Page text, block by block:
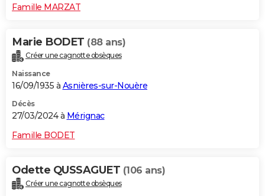
Famille MARZAT
Marie BODET (88 ans)
Créer une cagnotte obsèques
Naissance
16/09/1935 à Asnières-sur-Nouère
Décès
27/03/2024 à Mérignac
Famille BODET
Odette QUSSAGUET (106 ans)
Créer une cagnotte obsèques